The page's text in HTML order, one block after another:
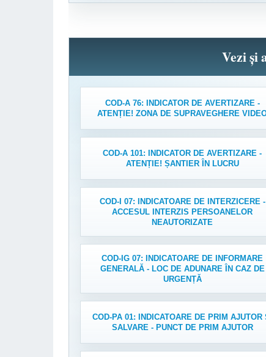
Vezi și
COD-A 76: INDICATOR DE AVERTIZARE -
ATENȚIE! ZONA DE SUPRAVEGHERE
COD-A 101: INDICATOR DE AVERTIZARE -
ATENȚIE! ȘANTIER ÎN LUCRU
COD-I 07: INDICATOARE DE INTERZICERE -
ACCESUL INTERZIS PERSOANELOR
NEAUTORIZATE
COD-IG 07: INDICATOARE DE INFORMARE
GENERALĂ - LOC DE ADUNARE ÎN CAZ DE
URGENȚĂ
COD-PA 01: INDICATOARE DE PRIM AJUTOR
SALVARE - PUNCT DE PRIM AJUTOR